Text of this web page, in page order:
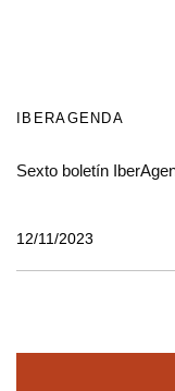
IBERAGENDA
Sexto boletín
12/11/2023